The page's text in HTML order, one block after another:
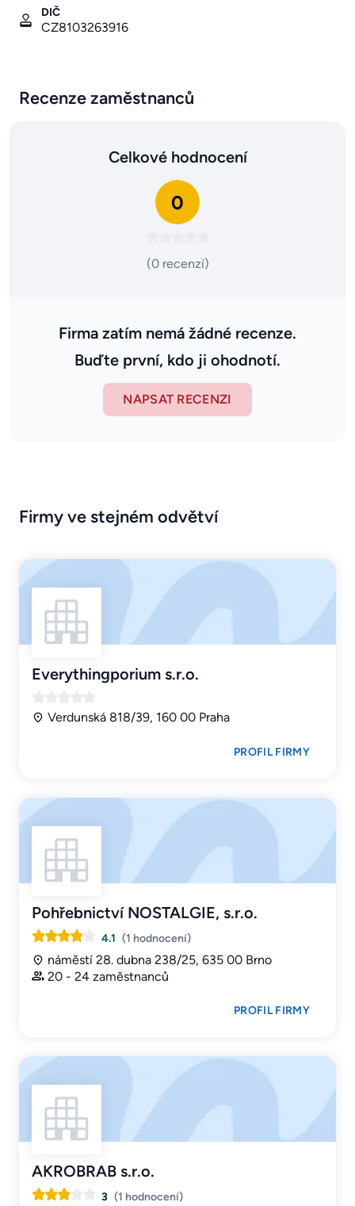
DIČ
CZ8103263916
Recenze zaměstnanců
Celkové hodnocení
0
(0 recenzí)
Firma zatím nemá žádné recenze.
Buďte první, kdo ji ohodnotí.
NAPSAT RECENZI
Firmy ve stejném odvětví
Everythingporium s.r.o.
Verdunská 818/39, 160 00 Praha
PROFIL FIRMY
Pohřebnictví NOSTALGIE, s.r.o.
4.1 (1 hodnocení)
náměstí 28. dubna 238/25, 635 00 Brno
20 - 24 zaměstnanců
PROFIL FIRMY
AKROBRAB s.r.o.
3 (1 hodnocení)